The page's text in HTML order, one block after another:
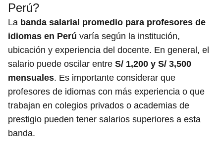
Perú?
La banda salarial promedio para profesores de
idiomas en Perú varía según la institución,
ubicación y experiencia del docente. En general, el
salario puede oscilar entre S/ 1,200 y S/ 3,500
mensuales. Es importante considerar que
profesores de idiomas con más experiencia o que
trabajan en colegios privados o academias de
prestigio pueden tener salarios superiores a esta
banda.